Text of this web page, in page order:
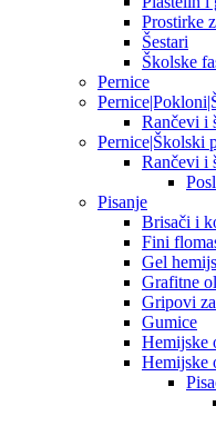
Prostirke
Šestari
Školske
Pernice
Rančevi i
Pernice|Školski
Rančevi i
Pisanje
Brisači i
Fini
Gel
Grafitne
Gripovi
Gumice
Hemijske
Hemijske